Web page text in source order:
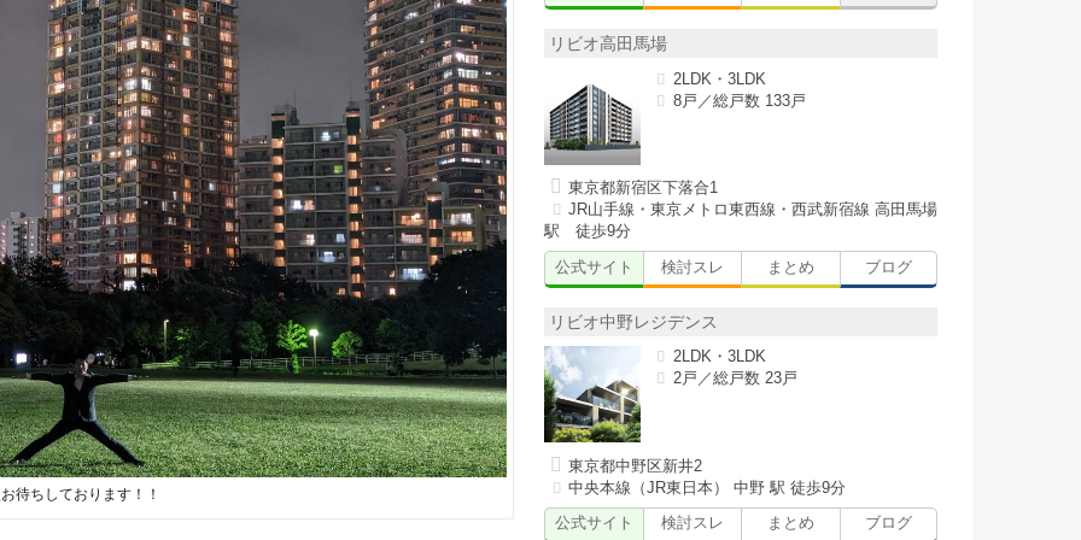
待ちしております！！
リビオ高田馬場
2LDK・3LDK
8戸／総戸数 133戸
東京都新宿区下落合1
JR山手線・東京メトロ東西線・西武新宿線 高田馬場
駅 徒歩9分
公式サイト
検討スレ まとめ ブログ
リビオ中野レジデンス
2LDK・3LDK
2戸／総戸数 23戸
東京都中野区新井2
中央本線（JR東日本） 中野 駅 徒歩9分
公式サイト
検討スレ まとめ ブログ